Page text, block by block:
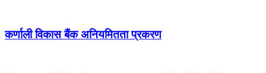
कर्णाली विकास बैंक अनियमितता प्रकरण